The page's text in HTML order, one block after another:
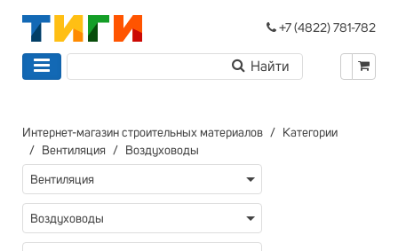
+7 (4822) 781-782
Интернет-магазин строительных материалов
Категории
Вентиляция
Воздуховоды
Вентиляция
Воздуховоды